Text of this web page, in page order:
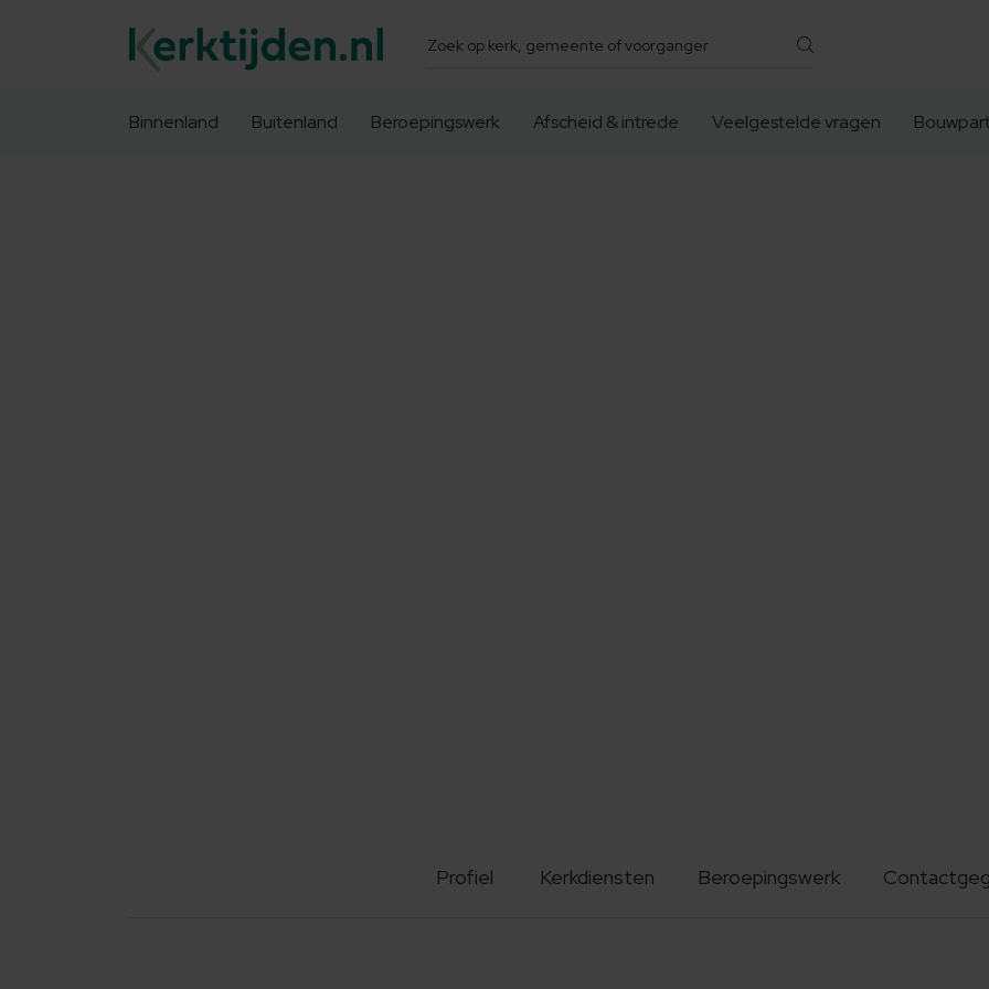
Zoeken
Binnenland Buitenland Beroepingswerk Afscheid & intrede Veelgestelde vragen
Profiel Kerkdiensten Beroepingswerk